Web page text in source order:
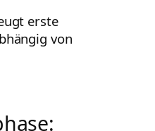
erste
von